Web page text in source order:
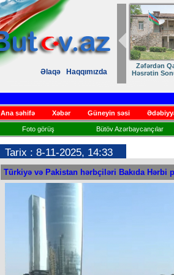
Əlaqə
Haqqımızda
Zəfərdən
Həsrətin
Ana səhifə Xəbər Güneyin səsi
Foto görüş Bütöv Azərbaycançılar
Tarix : 8-11-2025, 14:33
Türkiyə və Pakistan hərbçiləri Bakıda Hərbi